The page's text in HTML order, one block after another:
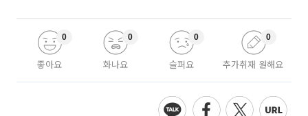
좋아요
0
화나요
0
슬퍼요
0
추가취재 원해요
0